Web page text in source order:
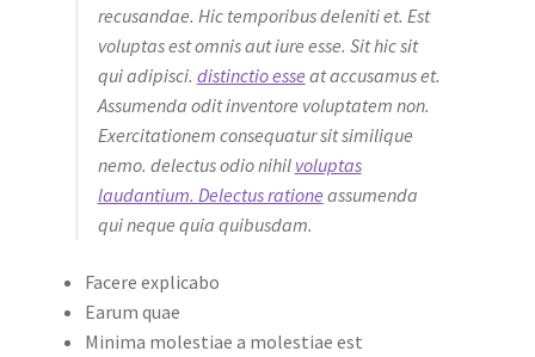
recusandae. Hic temporibus deleniti et. Est
voluptas est omnis aut iure esse. Sit hic sit
qui adipisci. distinctio esse at accusamus et.
Assumenda odit inventore voluptatem non.
Exercitationem consequatur sit similique
nemo. delectus odio nihil voluptas
laudantium. Delectus ratione assumenda
qui neque quia quibusdam.
Facere explicabo
Earum quae
Minima molestiae a molestiae est